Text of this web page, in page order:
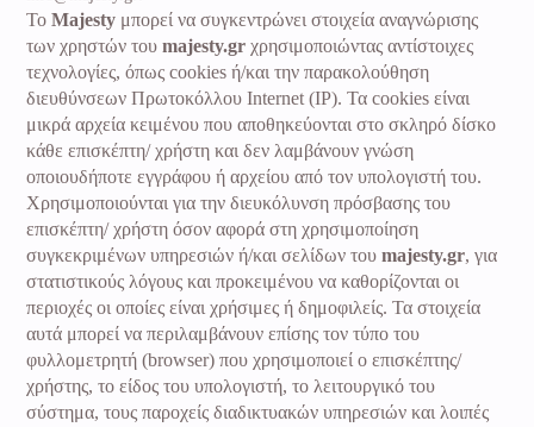
ΤοMajesty μπορεί να συγκεντρώνει στοιχεία αναγνώρισης
των χρηστών τουmajesty.gr χρησιμοποιώντας αντίστοιχες
τεχνολογίες, όπως cookies ή/και την παρακολούθηση
διευθύνσεων Πρωτοκόλλου Internet (IP). Τα cookies είναι
μικρά αρχεία κειμένου που αποθηκεύονται στο σκληρό δίσκο
κάθε επισκέπτη/ χρήστη και δεν λαμβάνουν γνώση
οποιουδήποτε εγγράφου ή αρχείου από τον υπολογιστή του.
Χρησιμοποιούνται για την διευκόλυνση πρόσβασης του
επισκέπτη/ χρήστη όσον αφορά στη χρησιμοποίηση
συγκεκριμένων υπηρεσιών ή/και σελίδων τουmajesty.gr, για
στατιστικούς λόγους και προκειμένου να καθορίζονται οι
περιοχές οι οποίες είναι χρήσιμες ή δημοφιλείς. Τα στοιχεία
αυτά μπορεί να περιλαμβάνουν επίσης τον τύπο του
φυλλομετρητή (browser) που χρησιμοποιεί ο επισκέπτης/
χρήστης, το είδος του υπολογιστή, το λειτουργικό του
σύστημα, τους παροχείς διαδικτυακών υπηρεσιών και λοιπές